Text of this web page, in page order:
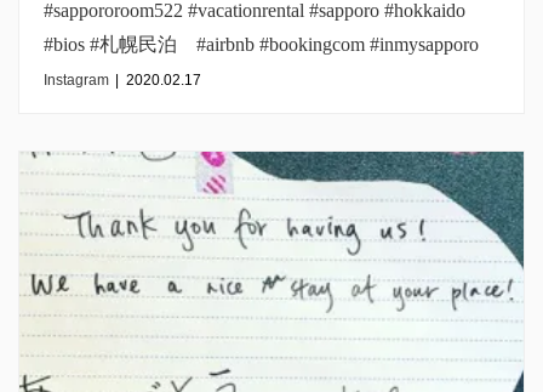
#sappororoom522 #vacationrental #sapporo #hokkaido
#bios #札幌民泊 #airbnb #bookingcom #inmysapporo
Instagram 2020.02.17